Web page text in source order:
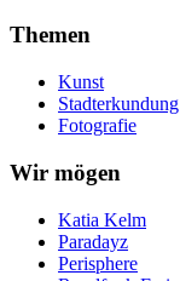
Themen
Kunst
Stadterkundung
Fotografie
Wir mögen
Katia Kelm
Paradayz
Perisphere